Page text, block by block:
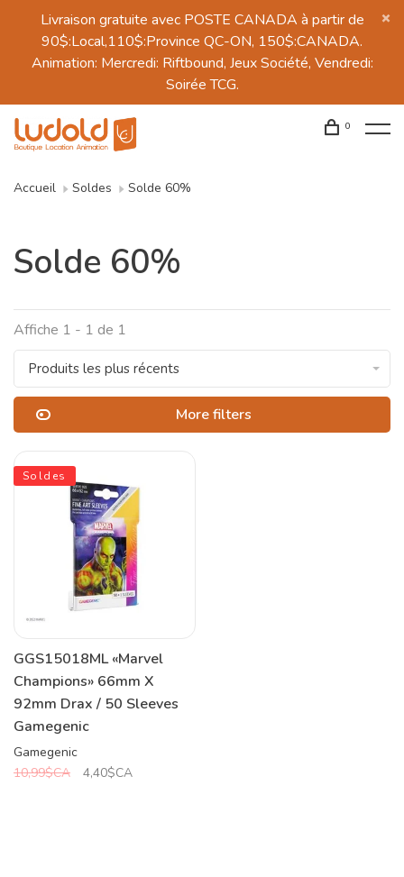
Livraison gratuite avec POSTE CANADA à partir de
90$:Local,110$:Province QC-ON, 150$:CANADA.
Animation: Mercredi: Riftbound, Jeux Société, Vendredi:
Soirée TCG.
0
Accueil Soldes Solde 60%
Solde 60%
Affiche 1 - 1 de 1
Produits les plus récents
More filters
Soldes
GGS15018ML «Marvel
Champions» 66mm X
92mm Drax / 50 Sleeves
Gamegenic
Gamegenic
10,99$CA
4,40$CA